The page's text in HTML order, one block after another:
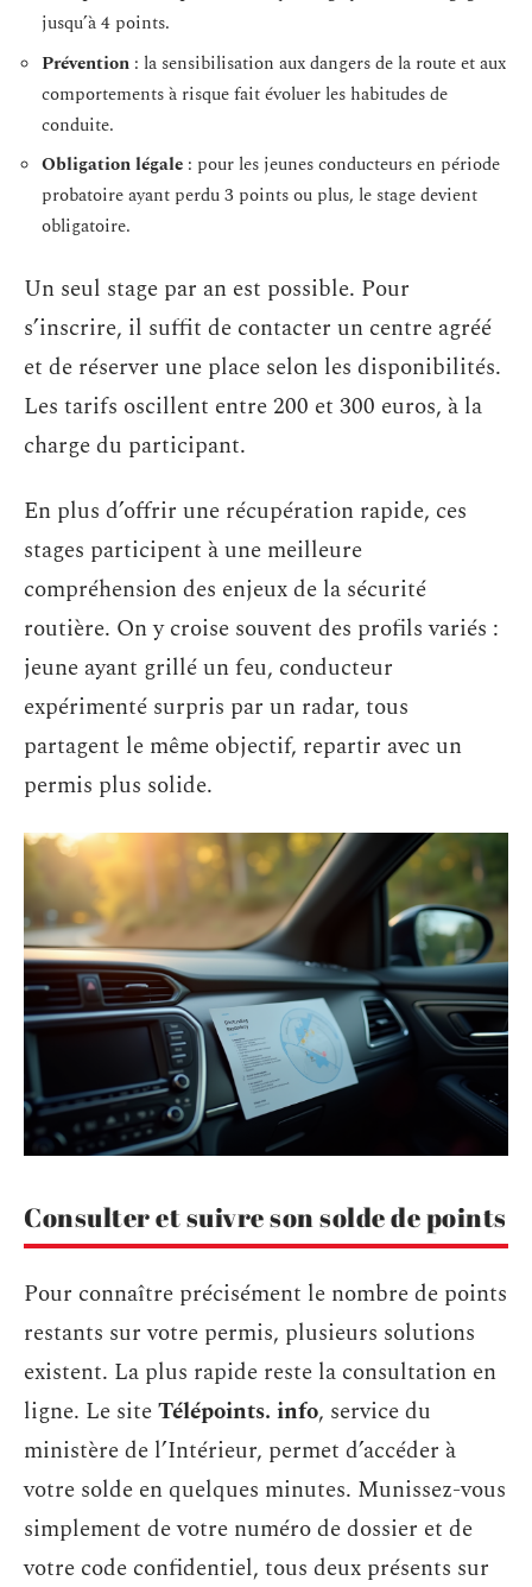
jusqu’à 4 points.
Prévention : la sensibilisation aux dangers de la route et aux
comportements à risque fait évoluer les habitudes de
conduite.
Obligation légale : pour les jeunes conducteurs en période
probatoire ayant perdu 3 points ou plus, le stage devient
obligatoire.
Un seul stage par an est possible. Pour
s’inscrire, il suffit de contacter un centre agréé
et de réserver une place selon les disponibilités.
Les tarifs oscillent entre 200 et 300 euros, à la
charge du participant.
En plus d’offrir une récupération rapide, ces
stages participent à une meilleure
compréhension des enjeux de la sécurité
routière. On y croise souvent des profils variés :
jeune ayant grillé un feu, conducteur
expérimenté surpris par un radar, tous
partagent le même objectif, repartir avec un
permis plus solide.
Consulter et suivre son solde de points
Pour connaître précisément le nombre de points
restants sur votre permis, plusieurs solutions
existent. La plus rapide reste la consultation en
ligne. Le siteTélépoints. info, service du
ministère de l’Intérieur, permet d’accéder à
votre solde en quelques minutes. Munissez-vous
simplement de votre numéro de dossier et de
votre code confidentiel, tous deux présents sur